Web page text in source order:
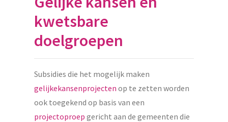
kwetsbare
doelgroepen
Subsidies die het mogelijk maken
gelijkekansenprojecten op te zetten worden
ook toegekend op basis van een
projectoproep gericht aan de gemeenten die